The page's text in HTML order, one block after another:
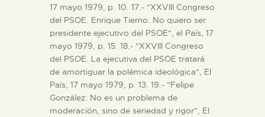
17 mayo 1979, p. 10. 17.- "XXVIII Congreso
del PSOE. Enrique Tierno: No quiero ser
presidente ejecutivo del PSOE", el País, 17
mayo 1979, p. 15. 18.- "XXVIII Congreso
del PSOE. La ejecutiva del PSOE tratará
de amortiguar la polémica ideológica", El
País, 17 mayo 1979, p. 13. 19.- "Felipe
González: No es un problema de
moderación, sino de seriedad y rigor", El